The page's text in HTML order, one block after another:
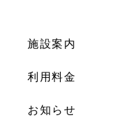
施設案内
利用料金
お知らせ
体育館利